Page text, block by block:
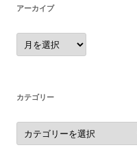
アーカイブ
ア
ー
カ
カテゴリー
カ
テ
ゴ